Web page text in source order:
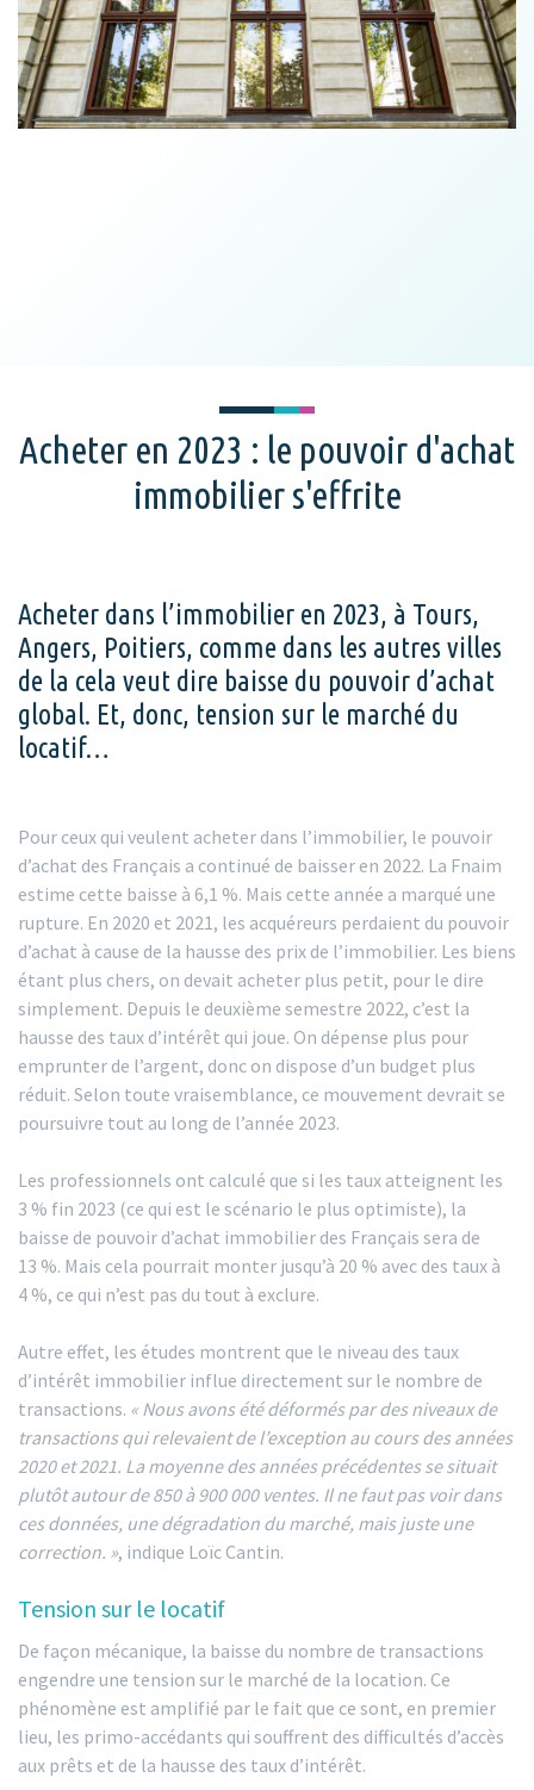
Acheter en 2023 : le pouvoir d'achat
immobilier s'effrite
Acheter dans l’immobilier en 2023, à Tours,
Angers, Poitiers, comme dans les autres villes
de la cela veut dire baisse du pouvoir d’achat
global. Et, donc, tension sur le marché du
locatif…
Pour ceux qui veulent acheter dans l’immobilier, le pouvoir
d’achat des Français a continué de baisser en 2022. La Fnaim
estime cette baisse à 6,1 %. Mais cette année a marqué une
rupture. En 2020 et 2021, les acquéreurs perdaient du pouvoir
d’achat à cause de la hausse des prix de l’immobilier. Les biens
étant plus chers, on devait acheter plus petit, pour le dire
simplement. Depuis le deuxième semestre 2022, c’est la
hausse des taux d’intérêt qui joue. On dépense plus pour
emprunter de l’argent, donc on dispose d’un budget plus
réduit. Selon toute vraisemblance, ce mouvement devrait se
poursuivre tout au long de l’année 2023.
Les professionnels ont calculé que si les taux atteignent les
3 % fin 2023 (ce qui est le scénario le plus optimiste), la
baisse de pouvoir d’achat immobilier des Français sera de
13 %. Mais cela pourrait monter jusqu’à 20 % avec des taux à
4 %, ce qui n’est pas du tout à exclure.
Autre effet, les études montrent que le niveau des taux
d’intérêt immobilier influe directement sur le nombre de
transactions. « Nous avons été déformés par des niveaux de
transactions qui relevaient de l’exception au cours des années
2020 et 2021. La moyenne des années précédentes se situait
plutôt autour de 850 à 900 000 ventes. Il ne faut pas voir dans
ces données, une dégradation du marché, mais juste une
correction. », indique Loïc Cantin.
Tension sur le locatif
De façon mécanique, la baisse du nombre de transactions
engendre une tension sur le marché de la location. Ce
phénomène est amplifié par le fait que ce sont, en premier
lieu, les primo-accédants qui souffrent des difficultés d’accès
aux prêts et de la hausse des taux d’intérêt.